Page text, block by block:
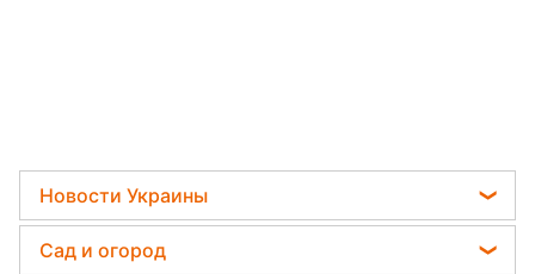
Новости Украины
Телеграм новости Украины
Сад и огород